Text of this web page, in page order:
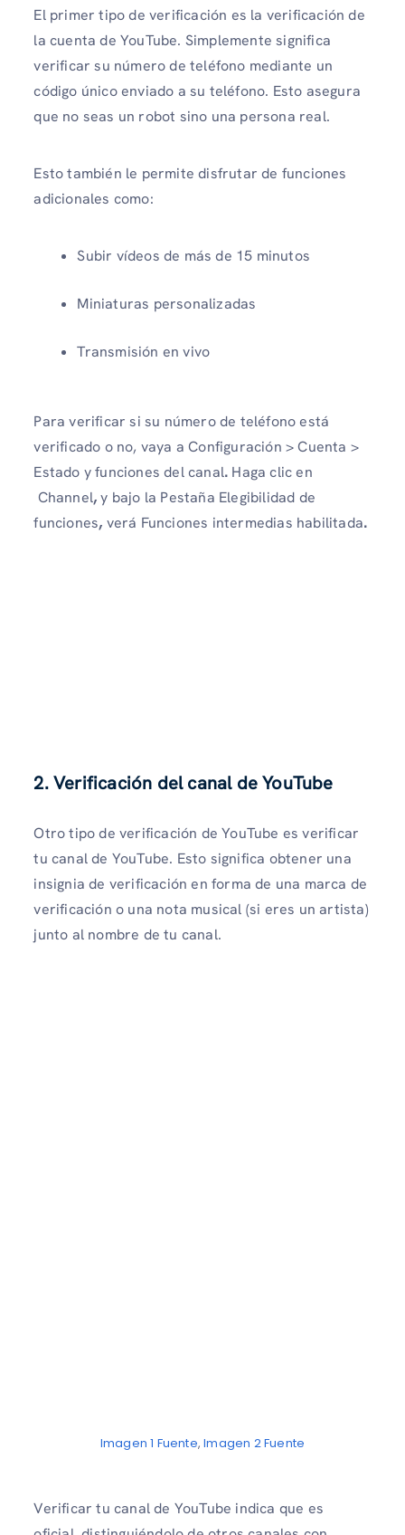
El primer tipo de verificación es la verificación de
la cuenta de YouTube. Simplemente significa
verificar su número de teléfono mediante un
código único enviado a su teléfono. Esto asegura
que no seas un robot sino una persona real.
Esto también le permite disfrutar de funciones
adicionales como:
Subir vídeos de más de 15 minutos
Miniaturas personalizadas
Transmisión en vivo
Para verificar si su número de teléfono está
verificado o no, vaya a Configuración > Cuenta >
Estado y funciones del canal. Haga clic en
Channel,y bajo la Pestaña Elegibilidad de
funciones, verá Funciones intermedias habilitada.
2. Verificación del canal de YouTube
Otro tipo de verificación de YouTube es verificar
tu canal de YouTube. Esto significa obtener una
insignia de verificación en forma de una marca de
verificación o una nota musical (si eres un artista)
junto al nombre de tu canal.
Imagen 1 Fuente,Imagen 2 Fuente
Verificar tu canal de YouTube indica que es